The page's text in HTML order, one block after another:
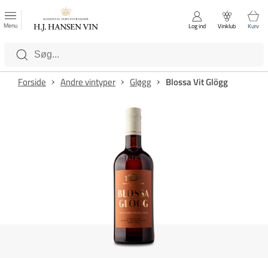
Luk
Kategorier
Menu Log ind Vinklub Kurv
Forside Andre vintyper Gløgg Blossa Vit Glögg